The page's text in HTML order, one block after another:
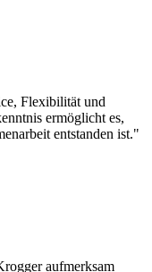
Flexibilität und
ermöglicht es,
entstanden ist."
aufmerksam